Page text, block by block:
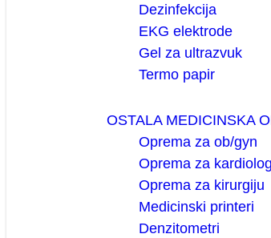
Dezinfekcija
EKG elektrode
Gel za ultrazvuk
Termo papir
OSTALA MEDICINSKA
Oprema za ob/gyn
Oprema za
Oprema za kirurgiju
Medicinski printeri
Denzitometri